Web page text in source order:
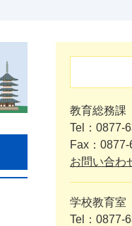
教育総務課
Tel：0877-
Fax：
お問い合わ
学校教育室
Tel：0877-